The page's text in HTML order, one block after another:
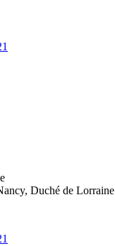
Duché de Lorraine